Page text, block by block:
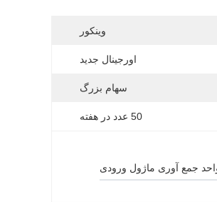
وینکور
اورجینال جدید
سهام بزرگ
50 عدد در هفته
جمع آوری ماژول ورودی